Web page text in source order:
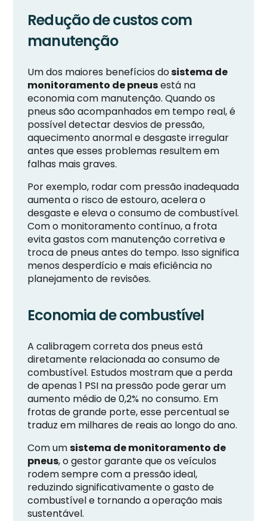
Redução de custos com
manutenção
Um dos maiores benefícios dosistema de
monitoramento de pneusestá na
economia com manutenção. Quando os
pneus são acompanhados em tempo real, é
possível detectar desvios de pressão,
aquecimento anormal e desgaste irregular
antes que esses problemas resultem em
falhas mais graves.
Por exemplo, rodar com pressão inadequada
aumenta o risco de estouro, acelera o
desgaste e eleva o consumo de combustível.
Com o monitoramento contínuo, a frota
evita gastos com manutenção corretiva e
troca de pneus antes do tempo. Isso significa
menos desperdício e mais eficiência no
planejamento de revisões.
Economia de combustível
A calibragem correta dos pneus está
diretamente relacionada ao consumo de
combustível. Estudos mostram que a perda
de apenas 1 PSI na pressão pode gerar um
aumento médio de 0,2% no consumo. Em
frotas de grande porte, esse percentual se
traduz em milhares de reais ao longo do ano.
Com umsistema de monitoramento de
pneus, o gestor garante que os veículos
rodem sempre com a pressão ideal,
reduzindo significativamente o gasto de
combustível e tornando a operação mais
sustentável.